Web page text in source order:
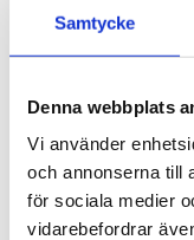
Samtycke
Denna webbplats
Vi använder
och annonserna till
för sociala medier
vidarebefordrar